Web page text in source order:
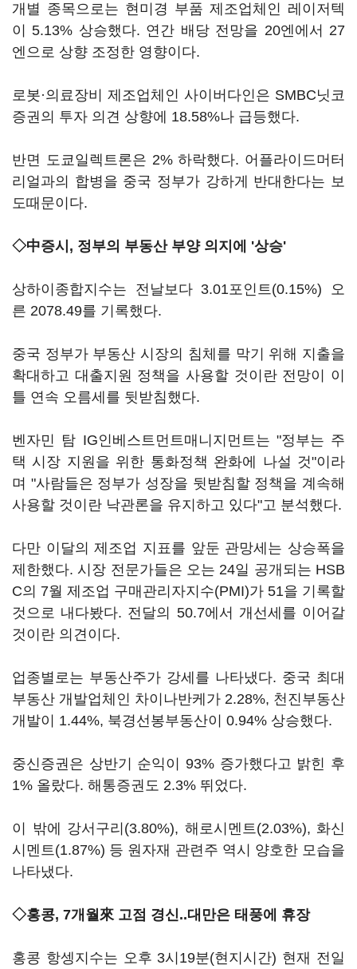
개별 종목으로는 현미경 부품 제조업체인 레이저텍
이 5.13% 상승했다. 연간 배당 전망을 20엔에서 27
엔으로 상향 조정한 영향이다.
로봇·의료장비 제조업체인 사이버다인은 SMBC닛코
증권의 투자 의견 상향에 18.58%나 급등했다.
반면 도쿄일렉트론은 2% 하락했다. 어플라이드머터
리얼과의 합병을 중국 정부가 강하게 반대한다는 보
도때문이다.
◇中증시, 정부의 부동산 부양 의지에 '상승'
상하이종합지수는 전날보다 3.01포인트(0.15%) 오
른 2078.49를 기록했다.
중국 정부가 부동산 시장의 침체를 막기 위해 지출을
확대하고 대출지원 정책을 사용할 것이란 전망이 이
틀 연속 오름세를 뒷받침했다.
벤자민 탐 IG인베스트먼트매니지먼트는 "정부는 주
택 시장 지원을 위한 통화정책 완화에 나설 것"이라
며 "사람들은 정부가 성장을 뒷받침할 정책을 계속해
사용할 것이란 낙관론을 유지하고 있다"고 분석했다.
다만 이달의 제조업 지표를 앞둔 관망세는 상승폭을
제한했다. 시장 전문가들은 오는 24일 공개되는 HSB
C의 7월 제조업 구매관리자지수(PMI)가 51을 기록할
것으로 내다봤다. 전달의 50.7에서 개선세를 이어갈
것이란 의견이다.
업종별로는 부동산주가 강세를 나타냈다. 중국 최대
부동산 개발업체인 차이나반케가 2.28%, 천진부동산
개발이 1.44%, 북경선봉부동산이 0.94% 상승했다.
중신증권은 상반기 순익이 93% 증가했다고 밝힌 후
1% 올랐다. 해통증권도 2.3% 뛰었다.
이 밖에 강서구리(3.80%), 해로시멘트(2.03%), 화신
시멘트(1.87%) 등 원자재 관련주 역시 양호한 모습을
나타냈다.
◇홍콩, 7개월來 고점 경신..대만은 태풍에 휴장
홍콩 항셍지수는 오후 3시19분(현지시간) 현재 전일